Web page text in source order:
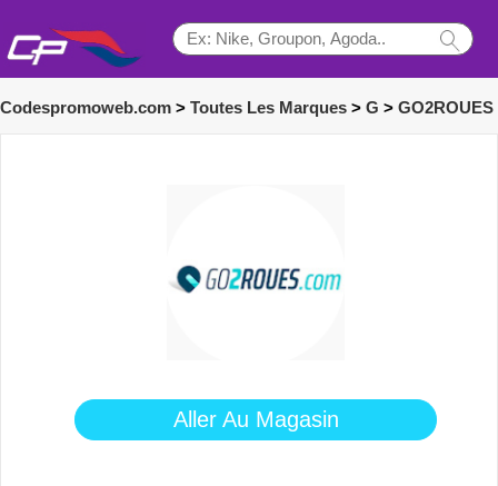
Codespromoweb.com > Toutes Les Marques > G > GO2ROUES
Aller Au Magasin